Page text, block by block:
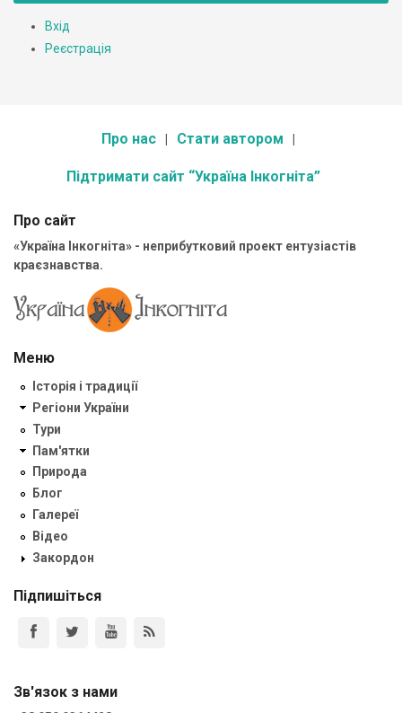
Вхід
Реєстрація
Про нас Стати автором
Підтримати сайт “Україна Інкогніта”
Про сайт
«Україна Інкогніта» - неприбутковий проект ентузіастів
краєзнавства.
Меню
Історія і традиції
Регіони України
Тури
Пам'ятки
Природа
Блог
Галереї
Відео
Закордон
Підпишіться
Зв'язок з нами